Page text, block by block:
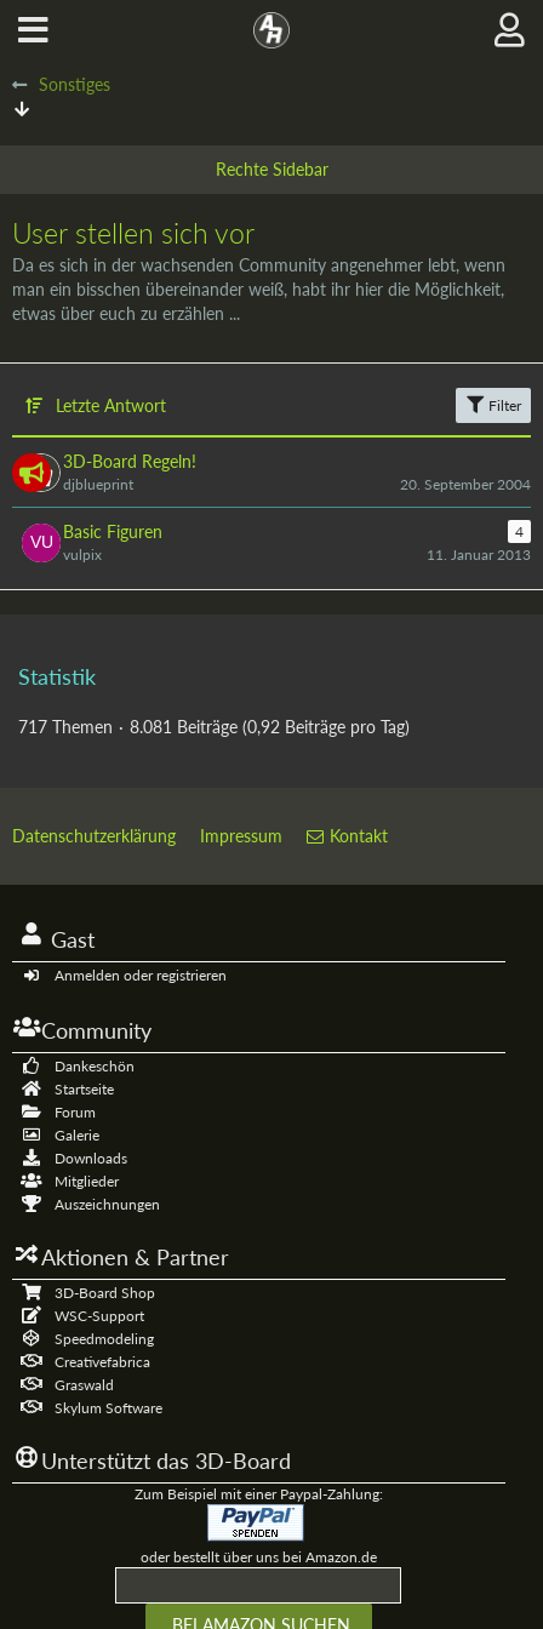
Sonstiges
User stellen sich vor
Da es sich in der wachsenden Community angenehmer lebt, wenn
man ein bisschen übereinander weiß, habt ihr hier die Möglichkeit,
etwas über euch zu erzählen ...
Letzte Antwort Filter
3D-Board Regeln!
djblueprint 20. September 2004
Basic Figuren
4
vulpix
11. Januar 2013
Statistik
717 Themen 8.081 Beiträge (0,92 Beiträge pro Tag)
Datenschutzerklärung Impressum Kontakt
Gast
Anmelden oder registrieren
Community
Dankeschön
Startseite
Forum
Galerie
Downloads
Mitglieder
Auszeichnungen
Aktionen & Partner
3D-Board Shop
WSC-Support
Speedmodeling
Creativefabrica
Graswald
Skylum Software
Unterstützt das 3D-Board
Zum Beispiel mit einer Paypal-Zahlung:
oder bestellt über uns bei Amazon.de